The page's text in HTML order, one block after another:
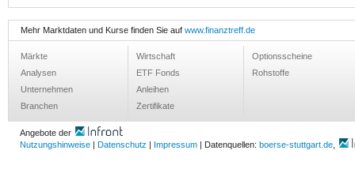
Mehr Marktdaten und Kurse finden Sie auf www.finanztreff.de
Märkte
Analysen
Unternehmen
Branchen
Wirtschaft
ETF Fonds
Anleihen
Zertifikate
Optionsscheine
Rohstoffe
Angebote der
Nutzungshinweise
Datenschutz Impressum | Datenquellen: boerse-stuttgart.de